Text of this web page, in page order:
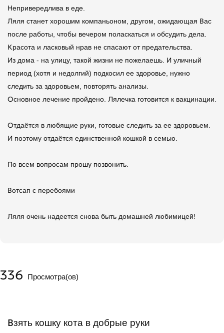
Непривередлива в еде.
Ляля станет хорошим компаньоном, другом, ожидающая Вас
после работы, чтобы вечером поласкаться и обсудить дела.
Красота и ласковый нрав не спасают от предательства.
Из дома - на улицу, такой жизни не пожелаешь. И уличный
период (хотя и недолгий) подкосил ее здоровье, нужно
следить за здоровьем, повторять анализы.
Основное лечение пройдено. Лялечка готовится к вакцинации.
Отдаётся в любящие руки, готовые следить за ее здоровьем.
И поэтому отдаётся единственной кошкой в семью.
По всем вопросам прошу позвонить.
Вотсап с перебоями
Ляля очень надеется снова быть домашней любимицей!
336 Просмотра(ов)
Взять кошку кота в добрые руки